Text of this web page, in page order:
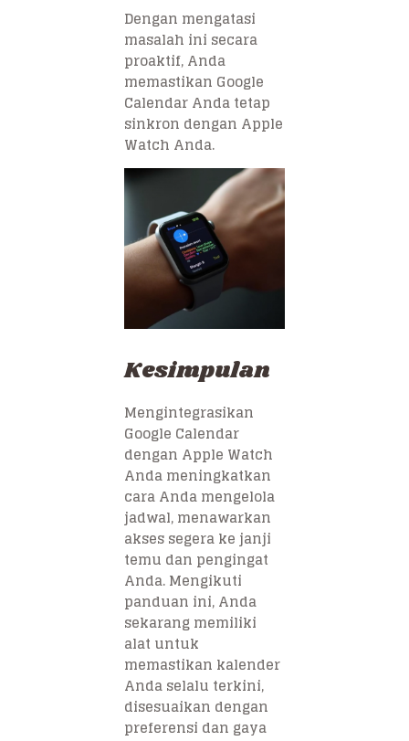
Dengan mengatasi
masalah ini secara
proaktif, Anda
memastikan Google
Calendar Anda tetap
sinkron dengan Apple
Watch Anda.
Kesimpulan
Mengintegrasikan
Google Calendar
dengan Apple Watch
Anda meningkatkan
cara Anda mengelola
jadwal, menawarkan
akses segera ke janji
temu dan pengingat
Anda. Mengikuti
panduan ini, Anda
sekarang memiliki
alat untuk
memastikan kalender
Anda selalu terkini,
disesuaikan dengan
preferensi dan gaya